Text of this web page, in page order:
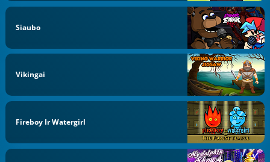
Siaubo
Vikingai
Fireboy Ir Watergirl